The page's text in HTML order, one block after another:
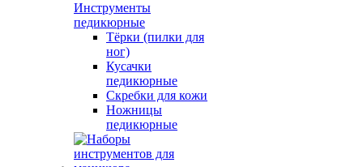
Инструменты
педикюрные
Тёрки (пилки для
ног)
Кусачки
педикюрные
Скребки для кожи
Ножницы
педикюрные